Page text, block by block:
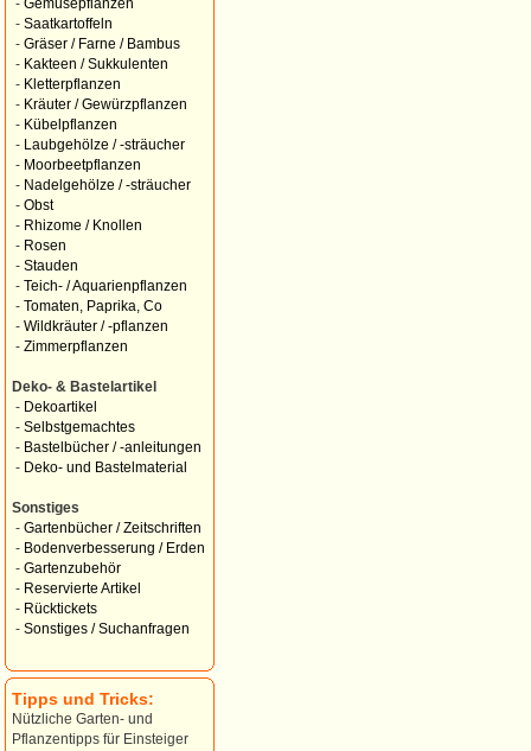
- Gemüsepflanzen
- Saatkartoffeln
- Gräser / Farne / Bambus
- Kakteen / Sukkulenten
- Kletterpflanzen
- Kräuter / Gewürzpflanzen
- Kübelpflanzen
-
Laubgehölze / -sträucher
- Moorbeetpflanzen
- Nadelgehölze / -sträucher
- Obst
- Rhizome / Knollen
- Rosen
- Stauden
- Teich- / Aquarienpflanzen
- Tomaten, Paprika, Co
- Wildkräuter / -pflanzen
- Zimmerpflanzen
Deko- & Bastelartikel
- Dekoartikel
- Selbstgemachtes
- Bastelbücher / -anleitungen
- Deko- und Bastelmaterial
Sonstiges
- Gartenbücher / Zeitschriften
- Bodenverbesserung / Erden
- Gartenzubehör
- Reservierte Artikel
- Rücktickets
- Sonstiges / Suchanfragen
Tipps und Tricks:
Nützliche Garten- und
Pflanzentipps für Einsteiger